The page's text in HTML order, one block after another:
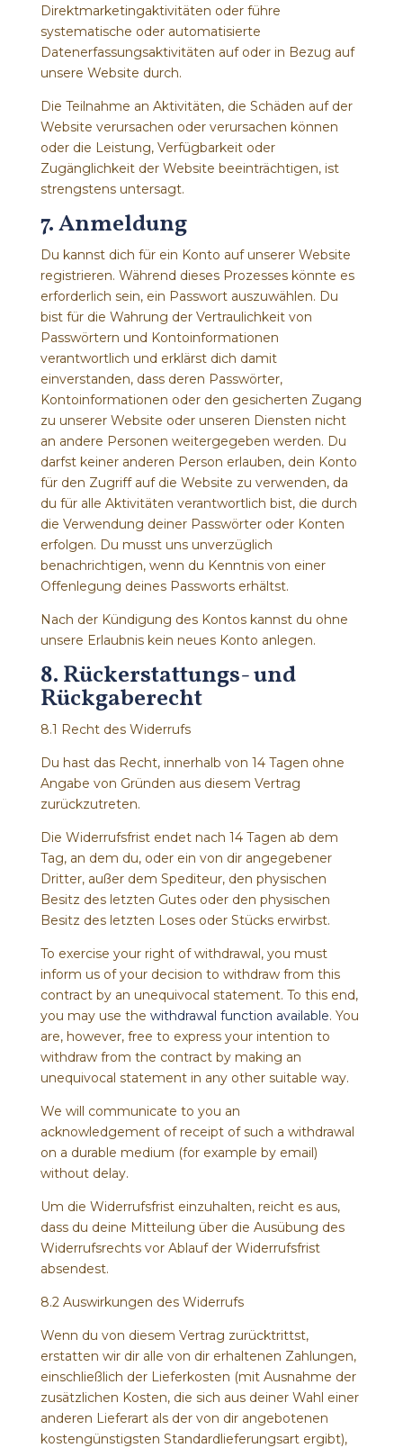
Direktmarketingaktivitäten oder führe
systematische oder automatisierte
Datenerfassungsaktivitäten auf oder in Bezug auf
unsere Website durch.
Die Teilnahme an Aktivitäten, die Schäden auf der
Website verursachen oder verursachen können
oder die Leistung, Verfügbarkeit oder
Zugänglichkeit der Website beeinträchtigen, ist
strengstens untersagt.
7. Anmeldung
Du kannst dich für ein Konto auf unserer Website
registrieren. Während dieses Prozesses könnte es
erforderlich sein, ein Passwort auszuwählen. Du
bist für die Wahrung der Vertraulichkeit von
Passwörtern und Kontoinformationen
verantwortlich und erklärst dich damit
einverstanden, dass deren Passwörter,
Kontoinformationen oder den gesicherten Zugang
zu unserer Website oder unseren Diensten nicht
an andere Personen weitergegeben werden. Du
darfst keiner anderen Person erlauben, dein Konto
für den Zugriff auf die Website zu verwenden, da
du für alle Aktivitäten verantwortlich bist, die durch
die Verwendung deiner Passwörter oder Konten
erfolgen. Du musst uns unverzüglich
benachrichtigen, wenn du Kenntnis von einer
Offenlegung deines Passworts erhältst.
Nach der Kündigung des Kontos kannst du ohne
unsere Erlaubnis kein neues Konto anlegen.
8. Rückerstattungs- und
Rückgaberecht
8.1 Recht des Widerrufs
Du hast das Recht, innerhalb von 14 Tagen ohne
Angabe von Gründen aus diesem Vertrag
zurückzutreten.
Die Widerrufsfrist endet nach 14 Tagen ab dem
Tag, an dem du, oder ein von dir angegebener
Dritter, außer dem Spediteur, den physischen
Besitz des letzten Gutes oder den physischen
Besitz des letzten Loses oder Stücks erwirbst.
To exercise your right of withdrawal, you must
inform us of your decision to withdraw from this
contract by an unequivocal statement. To this end,
you may use the withdrawal function available. You
are, however, free to express your intention to
withdraw from the contract by making an
unequivocal statement in any other suitable way.
We will communicate to you an
acknowledgement of receipt of such a withdrawal
on a durable medium (for example by email)
without delay.
Um die Widerrufsfrist einzuhalten, reicht es aus,
dass du deine Mitteilung über die Ausübung des
Widerrufsrechts vor Ablauf der Widerrufsfrist
absendest.
8.2 Auswirkungen des Widerrufs
Wenn du von diesem Vertrag zurücktrittst,
erstatten wir dir alle von dir erhaltenen Zahlungen,
einschließlich der Lieferkosten (mit Ausnahme der
zusätzlichen Kosten, die sich aus deiner Wahl einer
anderen Lieferart als der von dir angebotenen
kostengünstigsten Standardlieferungsart ergibt),